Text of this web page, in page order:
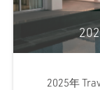
2025年